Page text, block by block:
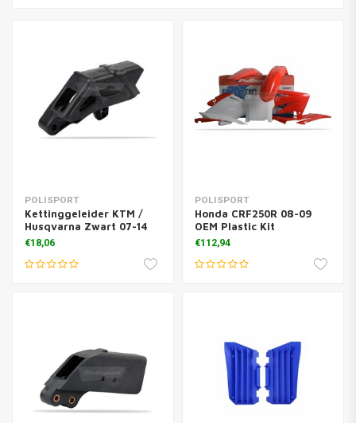
POLISPORT
Kettinggeleider KTM /
Husqvarna Zwart 07-14
€18,06
POLISPORT
Honda CRF250R 08-09
OEM Plastic Kit
€112,94